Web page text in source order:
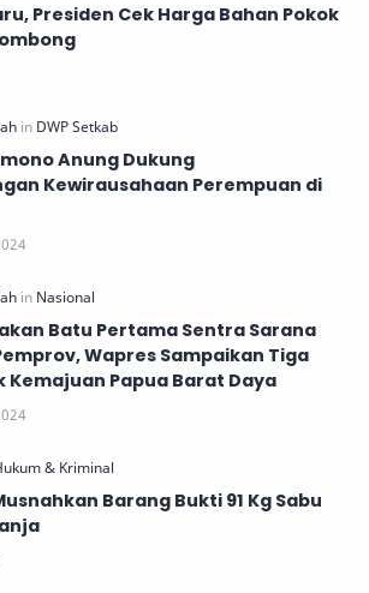
Presiden Cek Harga Bahan Pokok
Anung Dukung
Kewirausahaan Perempuan di
Batu Pertama Sentra Sarana
Wapres Sampaikan Tiga
Kemajuan Papua Barat Daya
Barang Bukti 91 Kg Sabu